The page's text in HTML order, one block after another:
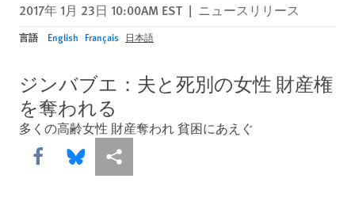
2017年 1月 23日 10:00AM EST | ニュースリリース
言語 English Français 日本語
ジンバブエ：夫と死別の女性 財産権
を奪われる
多くの高齢女性 財産奪われ 貧困にあえぐ
Share this via Facebook
Share this via Bluesky
More sharing options